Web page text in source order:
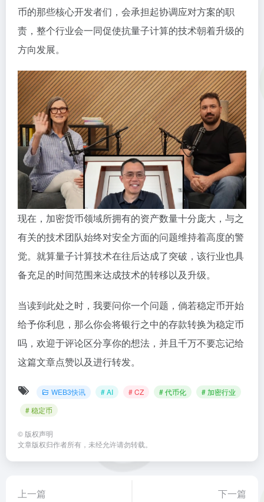
币的那些核心开发者们，会承担起协调应对方案的职
责，整个行业会一同促使抗量子计算的技术朝着升级的
方向发展。
现在，加密货币领域所拥有的资产数量十分庞大，与之
有关的技术团队始终对安全方面的问题维持着高度的警
觉。就算量子计算技术在往后达成了突破，该行业也具
备充足的时间范围来达成技术的转移以及升级。
当读到此处之时，我要问你一个问题，倘若稳定币开始
给予你利息，那么你会将银行之中的存款转换为稳定币
吗，欢迎于评论区分享你的想法，并且千万不要忘记给
这篇文章点赞以及进行转发。
WEB3快讯 # AI # CZ # 代币化
# 加密行业
# 稳定币
© 版权声明
文章版权归作者所有，未经允许请勿转载。
上一篇 下一篇